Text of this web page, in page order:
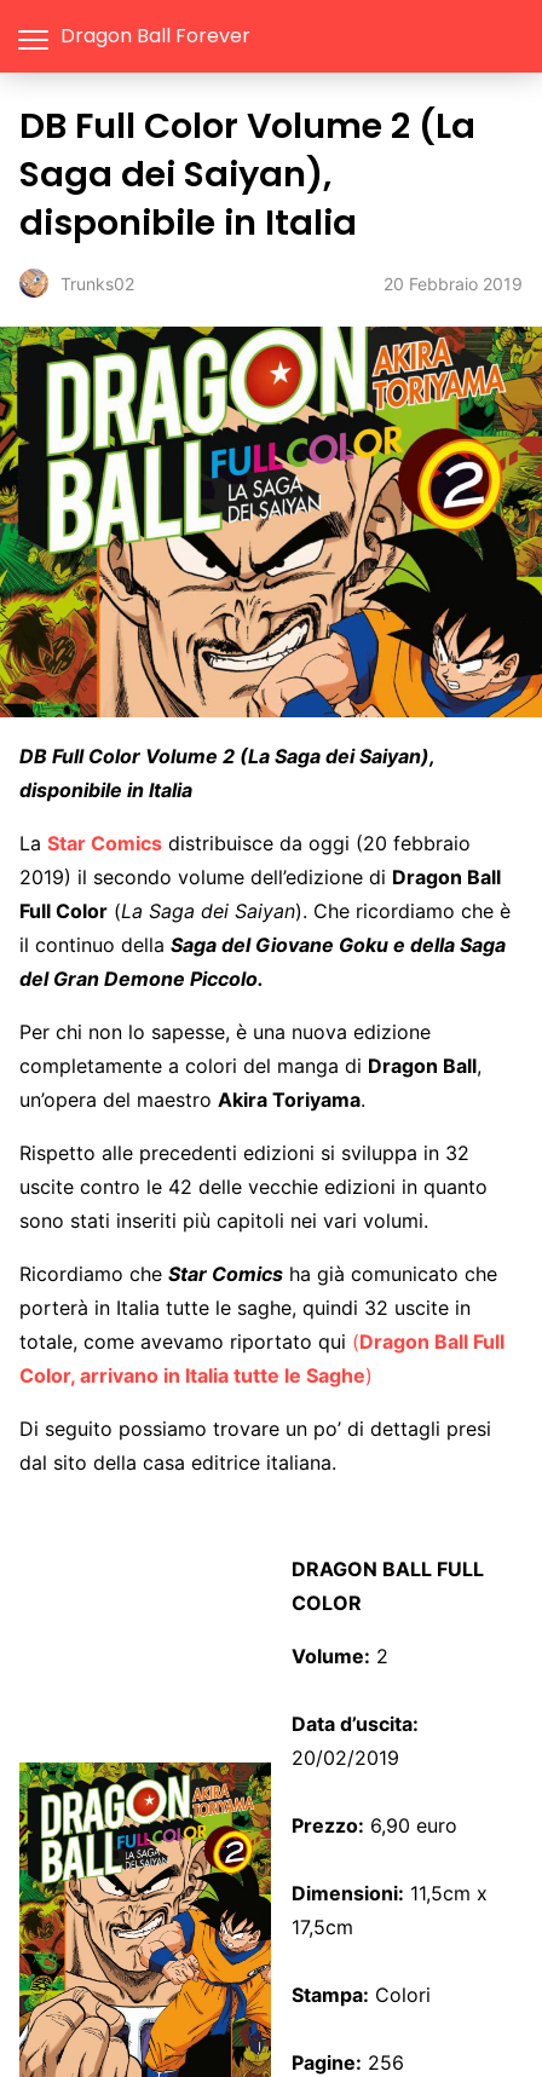
Dragon Ball Forever
DB Full Color Volume 2 (La
Saga dei Saiyan),
disponibile in Italia
Trunks02 20 Febbraio 2019
DB Full Color Volume 2 (La Saga dei Saiyan),
disponibile in Italia
La Star Comics distribuisce da oggi (20 febbraio
2019) il secondo volume dell’edizione di Dragon Ball
Full Color (La Saga dei Saiyan). Che ricordiamo che è
il continuo della Saga del Giovane Goku e della Saga
del Gran Demone Piccolo.
Per chi non lo sapesse, è una nuova edizione
completamente a colori del manga di Dragon Ball,
un’opera del maestro Akira Toriyama.
Rispetto alle precedenti edizioni si sviluppa in 32
uscite contro le 42 delle vecchie edizioni in quanto
sono stati inseriti più capitoli nei vari volumi.
Ricordiamo che Star Comics ha già comunicato che
porterà in Italia tutte le saghe, quindi 32 uscite in
totale, come avevamo riportato qui (Dragon Ball Full
Color, arrivano in Italia tutte le Saghe)
Di seguito possiamo trovare un po’ di dettagli presi
dal sito della casa editrice italiana.
DRAGON BALL FULL
COLOR
Volume: 2
Data d’uscita:
20/02/2019
Prezzo: 6,90 euro
Dimensioni: 11,5cm x
17,5cm
Stampa: Colori
Pagine: 256